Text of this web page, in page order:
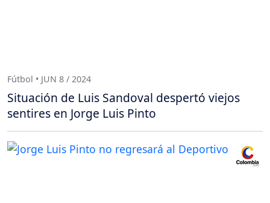
Fútbol • JUN 8 / 2024
Situación de Luis Sandoval despertó viejos
sentires en Jorge Luis Pinto